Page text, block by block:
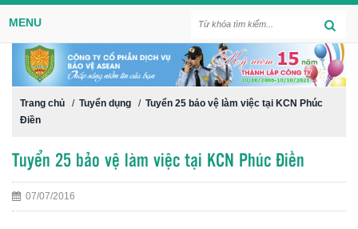
MENU
Trang chủ / Tuyển dụng / Tuyển 25 bảo vệ làm việc tại KCN Phúc
Điền
Tuyển 25 bảo vệ làm việc tại KCN Phúc Điền
07/07/2016